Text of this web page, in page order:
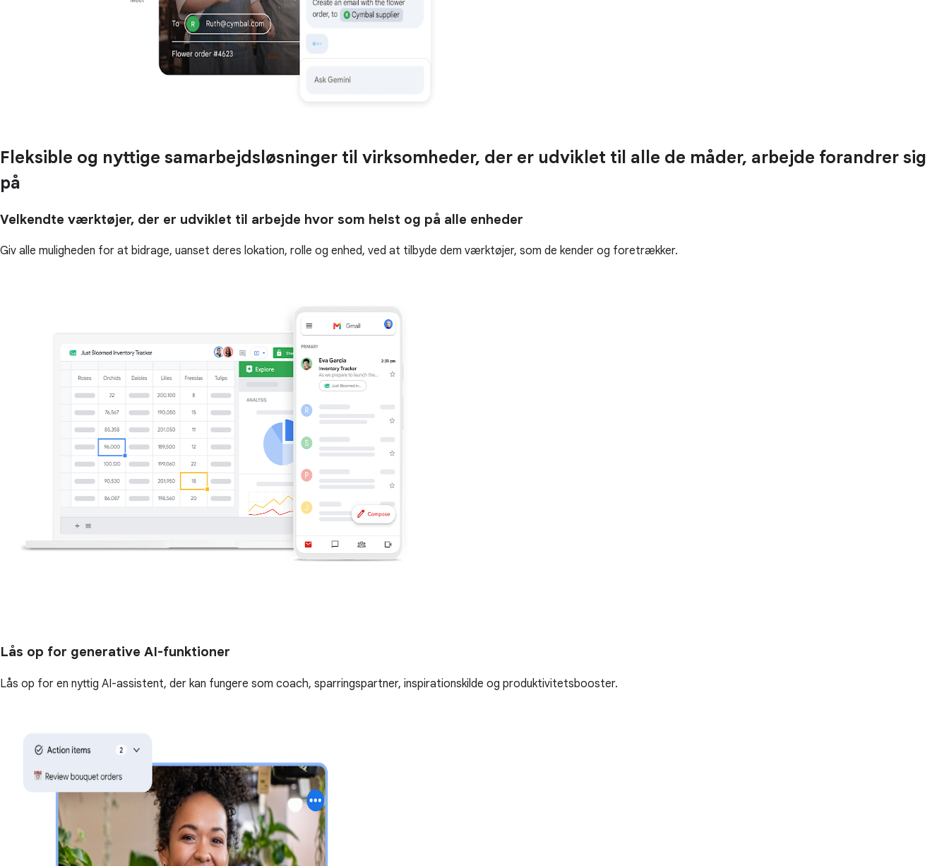
Fleksible og nyttige samarbejdsløsninger til virksomheder, der er udviklet til alle de måder, arbejde forandrer sig
på
Velkendte værktøjer, der er udviklet til arbejde hvor som helst og på alle enheder
Giv alle muligheden for at bidrage, uanset deres lokation, rolle og enhed, ved at tilbyde dem værktøjer, som de kender og foretrækker.
Lås op for generative AI-funktioner
Lås op for en nyttig AI-assistent, der kan fungere som coach, sparringspartner, inspirationskilde og produktivitetsbooster.